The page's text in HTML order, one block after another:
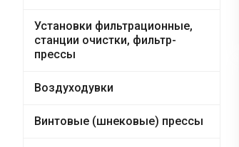
Установки фильтрационные,
станции очистки, фильтр-
прессы
Воздуходувки
Винтовые (шнековые) прессы